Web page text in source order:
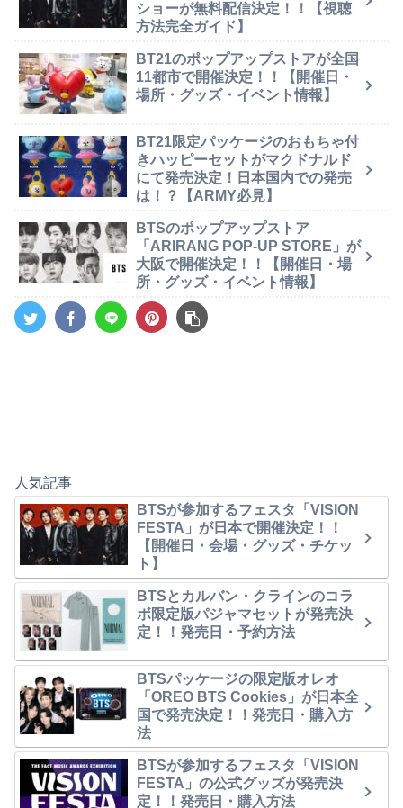
ショーが無料配信決定！！【視聴
方法完全ガイド】
BT21のポップアップストアが全国
11都市で開催決定！！【開催日・
場所・グッズ・イベント情報】
BT21限定パッケージのおもちゃ付
きハッピーセットがマクドナルド
にて発売決定！日本国内での発売
は！？【ARMY必見】
BTSのポップアップストア
「ARIRANG POP-UP STORE」が
大阪で開催決定！！【開催日・場
所・グッズ・イベント情報】
人気記事
BTSが参加するフェスタ「VISION
FESTA」が日本で開催決定！！
【開催日・会場・グッズ・チケッ
ト】
BTSとカルバン・クラインのコラ
ボ限定版パジャマセットが発売決
定！！発売日・予約方法
BTSパッケージの限定版オレオ
「OREO BTS Cookies」が日本全
国で発売決定！！発売日・購入方
法
BTSが参加するフェスタ「VISION
FESTA」の公式グッズが発売決
定！！発売日・購入方法